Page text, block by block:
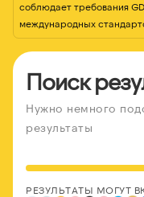
соблюдает требования
международных
Поиск
Нужно немного
результаты
РЕЗУЛЬТАТЫ МОГУТ